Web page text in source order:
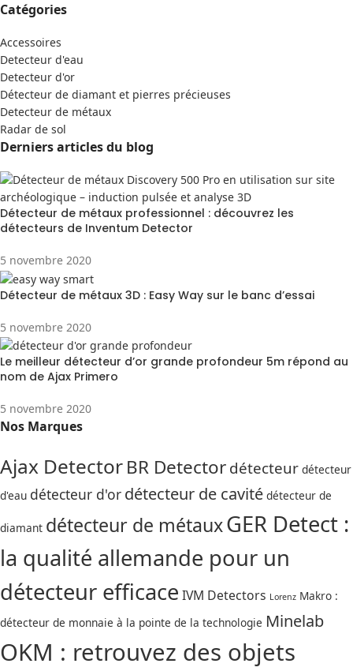
Catégories
Accessoires
Detecteur d'eau
Detecteur d'or
Détecteur de diamant et pierres précieuses
Detecteur de métaux
Radar de sol
Derniers articles du blog
Détecteur de métaux professionnel : découvrez les
détecteurs de Inventum Detector
5 novembre 2020
Détecteur de métaux 3D : Easy Way sur le banc d’essai
5 novembre 2020
Le meilleur détecteur d’or grande profondeur 5m répond au
nom de Ajax Primero
5 novembre 2020
Nos Marques
Ajax DetectorBR Detectordétecteur détecteur
d'eau détecteur d'or détecteur de cavité détecteur de
diamant détecteur de métauxGER Detect :
la qualité allemande pour un
détecteur efficace IVM Detectors Lorenz Makro :
détecteur de monnaie à la pointe de la technologie Minelab
OKM : retrouvez des objets